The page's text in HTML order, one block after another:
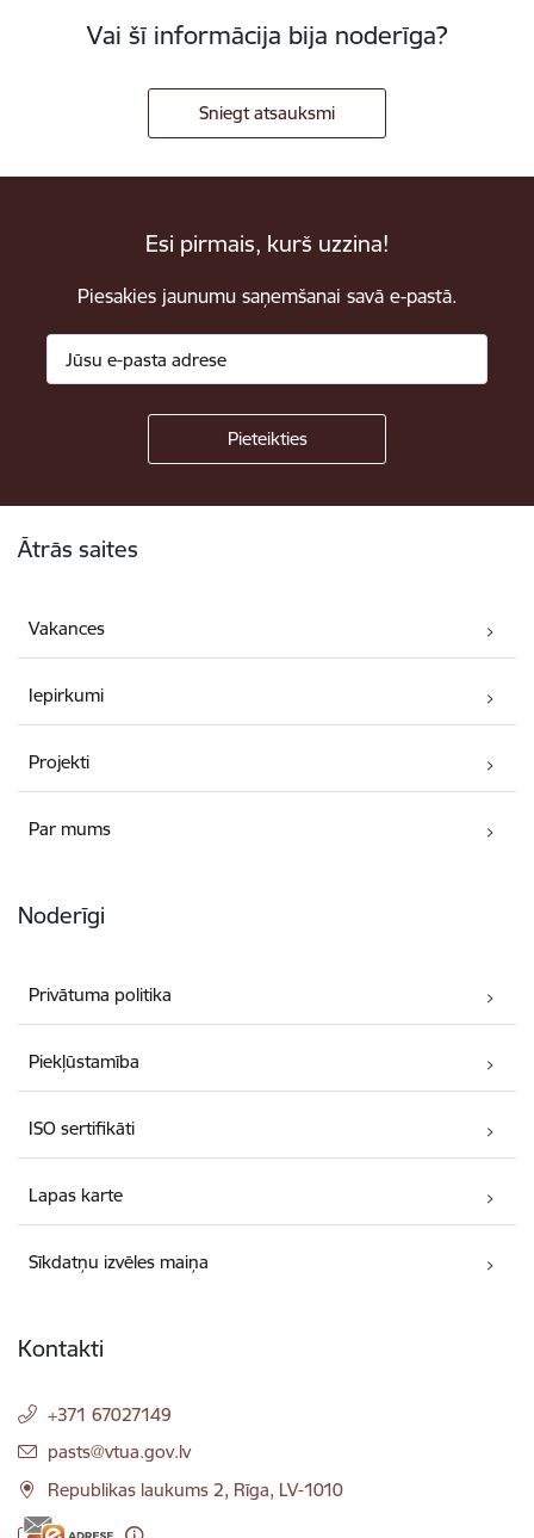
Vai šī informācija bija noderīga?
Sniegt atsauksmi
Esi pirmais, kurš uzzina!
Piesakies jaunumu saņemšanai savā e-pastā.
Ātrās saites
Vakances
Iepirkumi
Projekti
Par mums
Noderīgi
Privātuma politika
Piekļūstamība
ISO sertifikāti
Lapas karte
Sīkdatņu izvēles maiņa
Kontakti
+371 67027149
E-pasts:
pasts@vtua.gov.lv
Republikas laukums 2, Rīga, LV-1010